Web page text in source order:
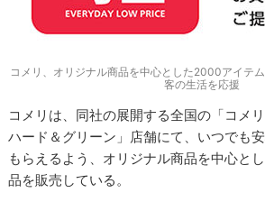
コメリ、オリジナル商品を中心とした2000アイテ
客の生活を応援
コメリは、同社の展開する全国の「コメ
ハード＆グリーン」店舗にて、いつでも
もらえるよう、オリジナル商品を中心と
品を販売している。